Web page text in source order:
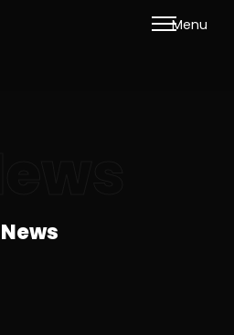
Menu
News